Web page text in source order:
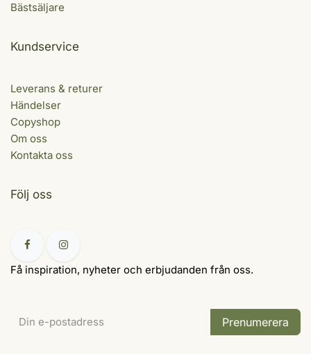
Bästsäljare
Kundservice
Leverans & returer
Händelser
Copyshop
Om oss
Kontakta oss
Följ oss
Få inspiration, nyheter och erbjudanden från oss.
Prenumerera